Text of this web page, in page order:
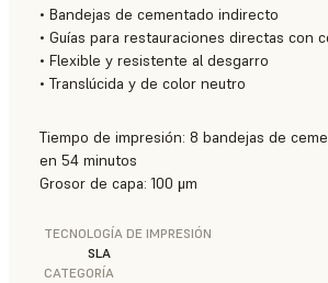
• Bandejas de cementado indirecto
• Guías para restauraciones directas con
• Flexible y resistente al desgarro
• Translúcida y de color neutro
Tiempo de impresión: 8 bandejas de
en 54 minutos
Grosor de capa: 100 μm
TECNOLOGÍA DE IMPRESIÓN
SLA
CATEGORÍA